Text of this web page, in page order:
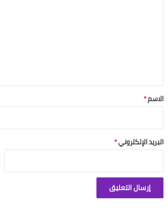
*
الاسم*
البريد الإلكتروني*